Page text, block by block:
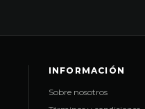
INFORMACIÓN
Sobre nosotros